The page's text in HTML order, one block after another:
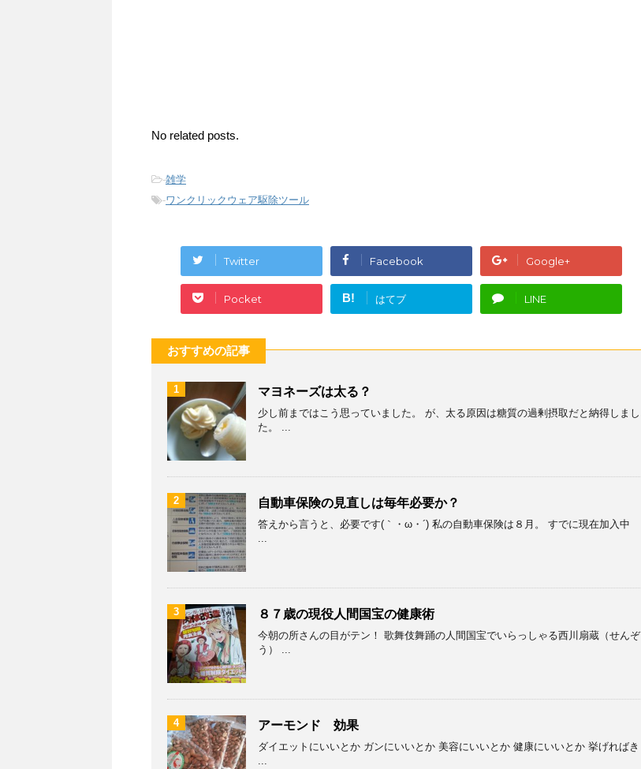
No related posts.
-雑学
-ワンクリックウェア駆除ツール
Twitter Facebook Google+
Pocket B! はてブ LINE
おすすめの記事
1 マヨネーズは太る？
少し前まではこう思っていました。 が、太る原因は糖質の過剰摂取だと納得しまし
た。 ...
2 自動車保険の見直しは毎年必要か？
答えから言うと、必要です(｀・ω・´) 私の自動車保険は８月。 すでに現在加入中
...
3 ８７歳の現役人間国宝の健康術
今朝の所さんの目がテン！ 歌舞伎舞踊の人間国宝でいらっしゃる西川扇蔵（せんぞ
う） ...
4 アーモンド 効果
ダイエットにいいとか ガンにいいとか 美容にいいとか 健康にいいとか 挙げればき
...